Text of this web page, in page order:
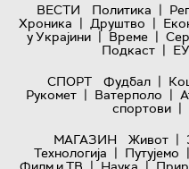
ВЕСТИ Политика |
Хроника | Друштво |
у Украјини | Време |
Подкаст |
СПОРТ
Фудбал |
Рукомет | Ватерполо |
спортови |
МАГАЗИН
Живот |
Технологијa | Путујемо |